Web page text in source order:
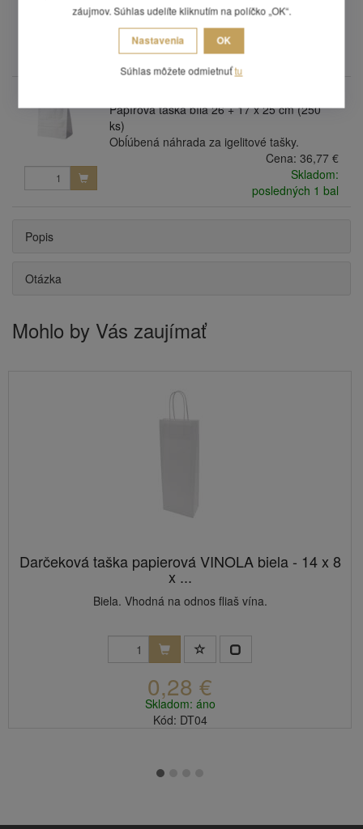
Obĺúbená náhrada za igelitové tašky.
Papírová taška bílá 26 + 17 x 25 cm (250
ks)
Obĺúbená náhrada za igelitové tašky.
Cena: 36,77 €
Skladom:
posledných 1 bal
Popis
Otázka
Mohlo by Vás zaujímať
Darčeková taška papierová VINOLA biela - 14 x 8
x ...
Biela. Vhodná na odnos fliaš vína.
0,28 €
Skladom: áno
Kód: DT04
záujmov. Súhlas udelíte kliknutím na políčko „OK“.
Nastavenia OK
Súhlas môžete odmietnuťtu